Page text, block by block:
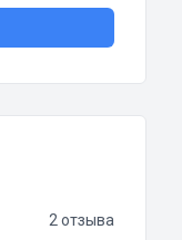
2 отзыва